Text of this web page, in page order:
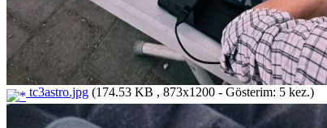
tc3astro.jpg (174.53 KB , 873x1200 - Gösterim: 5 kez.)